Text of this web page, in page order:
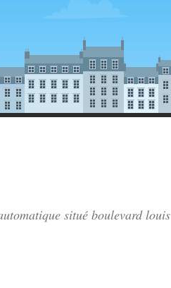
situé boulevard louis